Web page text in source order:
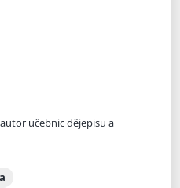
učebnic dějepisu a